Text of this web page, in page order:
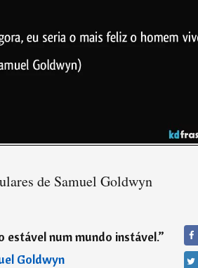
de Samuel Goldwyn
estável num mundo instável.”
Goldwyn